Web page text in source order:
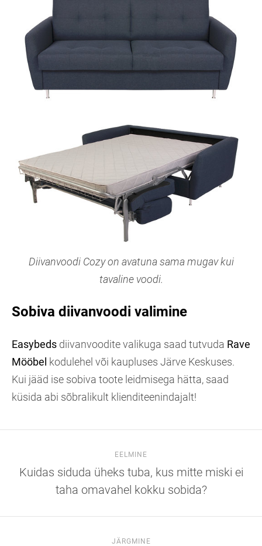
Diivanvoodi Cozy on avatuna sama mugav kui
tavaline voodi.
Sobiva diivanvoodi valimine
Easybeds diivanvoodite valikuga saad tutvuda Rave
Mööbel kodulehel või kaupluses Järve Keskuses.
Kui jääd ise sobiva toote leidmisega hätta, saad
küsida abi sõbralikult klienditeenindajalt!
EELMINE
Kuidas siduda üheks tuba, kus mitte miski ei
taha omavahel kokku sobida?
JÄRGMINE